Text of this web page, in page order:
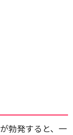
が勃発すると、一